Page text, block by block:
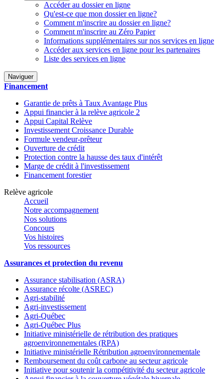
Accéder au dossier en ligne
Qu'est-ce que mon dossier en ligne?
Comment m'inscrire au dossier en ligne?
Comment m'inscrire au Zéro Papier
Informations supplémentaires sur nos services en ligne
Accéder aux services en ligne pour les partenaires
Liste des services en ligne
Naviguer
Financement
Garantie de prêts à Taux Avantage Plus
Appui financier à la relève agricole 2
Appui Capital Relève
Investissement Croissance Durable
Formule vendeur-prêteur
Ouverture de crédit
Protection contre la hausse des taux d'intérêt
Marge de crédit à l'investissement
Financement forestier
Relève agricole
Accueil
Notre accompagnement
Nos solutions
Concours
Vos histoires
Vos ressources
Assurances et protection du revenu
Assurance stabilisation (ASRA)
Assurance récolte (ASREC)
Agri-stabilité
Agri-investissement
Agri-Québec
Agri-Québec Plus
Initiative ministérielle de rétribution des pratiques
agroenvironnementales (RPA)
Initiative ministérielle Rétribution agroenvironnementale
Remboursement du coût carbone au secteur agricole
Initiative pour soutenir la compétitivité du secteur agricole